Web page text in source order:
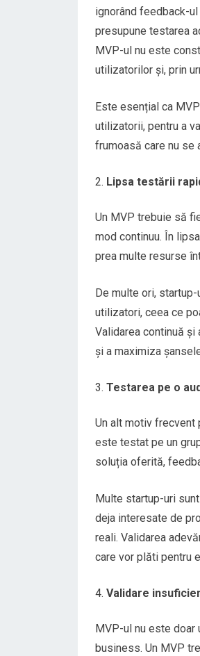
ignorând feedback-
presupune testarea
MVP-ul nu este
utilizatorilor și, prin
Este esențial ca
utilizatorii, pentru a
frumoasă care nu se
Lipsa testării
Un MVP trebuie să
mod continuu. În
prea multe resurse
De multe ori,
utilizatori, ceea ce
Validarea continuă
și a maximiza
Testarea pe o
Un alt motiv frecvent
este testat pe un
soluția oferită,
Multe startup-uri
deja interesate de
reali. Validarea
care vor plăti pentru
Validare
MVP-ul nu este doar
business. Un MVP